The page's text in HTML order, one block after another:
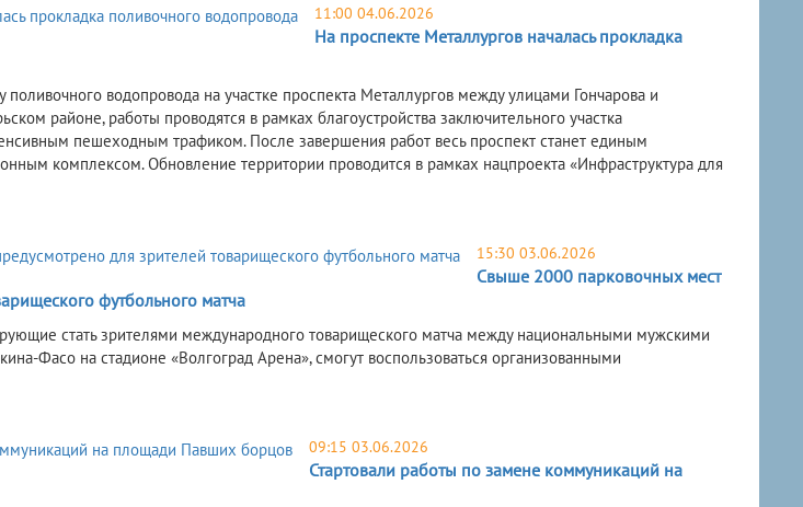
11:00 04.06.2026
На проспекте Металлургов началась прокладка
водопровода на участке проспекта Металлургов между улицами Гончарова и
районе, работы проводятся в рамках благоустройства заключительного участка
пешеходным трафиком. После завершения работ весь проспект станет единым
комплексом. Обновление территории проводится в рамках нацпроекта «Инфраструктура для
15:30 03.06.2026
Свыше 2000 парковочных мест
футбольного матча
стать зрителями международного товарищеского матча между национальными мужскими
Фасо на стадионе «Волгоград Арена», смогут воспользоваться организованными
09:15 03.06.2026
Стартовали работы по замене коммуникаций на